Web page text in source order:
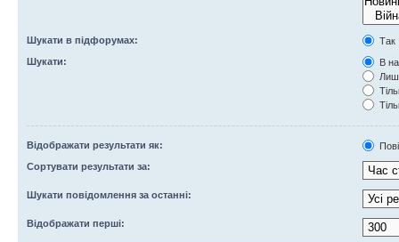
Шукати в підфорумах:
Так
Шукати:
В
Відображати результати як:
Сортувати результати за:
Шукати повідомлення за останні:
Відображати перші: